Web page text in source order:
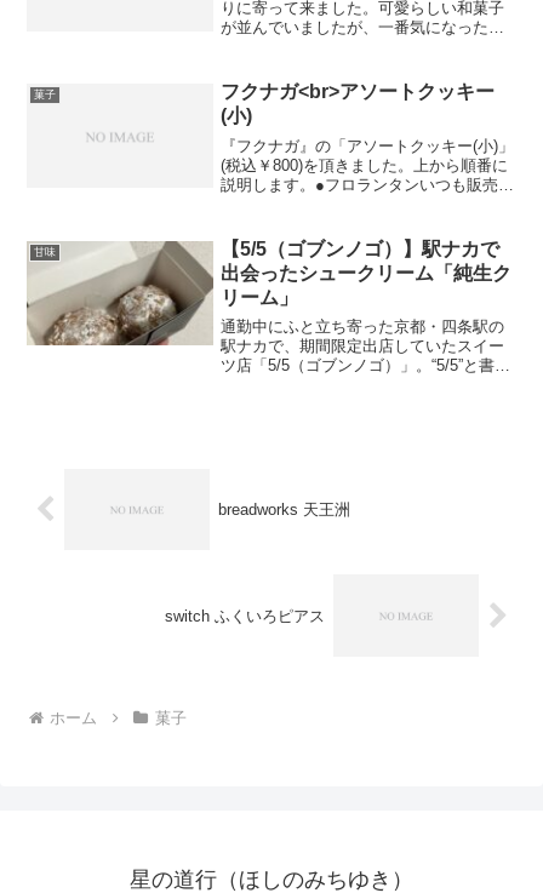
りに寄って来ました。可愛らしい和菓子
が並んでいましたが、一番気になった商
を使用しているようです。開けた時に香
ばしい香りがして、生地が...
菓子
フクナガ<br>アソートクッキー
(小)
『フクナガ』の「アソートクッキー(小)」
(税込￥800)を頂きました。上から順番に
説明します。●フロランタンいつも販売し
ティングしたナッツ類（多くはアーモン
ドスライス）...
甘味
【5/5（ゴブンノゴ）】駅ナカで
出会ったシュークリーム「純生ク
リーム」
通勤中にふと立ち寄った京都・四条駅の
駅ナカで、期間限定出店していたスイー
ツ店「5/5（ゴブンノゴ）」。“5/5”と書い
breadworks 天王洲
switch ふくいろピアス
ホーム 菓子
星の道行（ほしのみちゆき）